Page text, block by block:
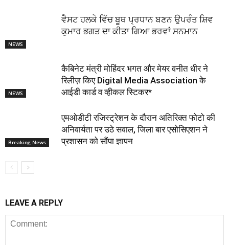
NEWS
ਵੈਸਟ ਹਲਕੇ ਵਿੱਚ ਬੂਥ ਪ੍ਰਧਾਨ ਬਣਨ ਉਪਰੰਤ ਸ਼ਿਵ
ਕੁਮਾਰ ਭਗਤ ਦਾ ਕੀਤਾ ਗਿਆ ਭਰਵਾਂ ਸਨਮਾਨ
NEWS
कैबिनेट मंत्री मोहिंदर भगत और मेयर वनीत धीर ने
रिलीज़ किए Digital Media Association के
आईडी कार्ड व व्हीकल स्टिकर*
Breaking News
एमओडीटी रजिस्ट्रेशन के दौरान अतिरिक्त फोटो की
अनिवार्यता पर उठे सवाल, जिला बार एसोसिएशन ने
प्रशासन को सौंपा ज्ञापन
LEAVE A REPLY